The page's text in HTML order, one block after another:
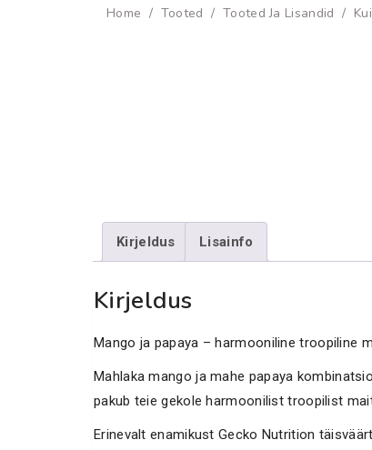
Home / Tooted /Tooted Ja Lisandid /
Kirjeldus Lisainfo
Kirjeldus
Mango ja papaya – harmooniline troopiline
Mahlaka mango ja mahe papaya
pakub teie gekole harmoonilist troopilist
Erinevalt enamikust Gecko Nutrition